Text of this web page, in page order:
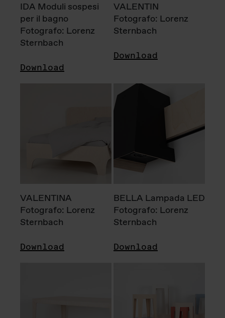
IDA Moduli sospesi
per il bagno
Fotografo: Lorenz
Sternbach
Download
VALENTIN
Fotografo: Lorenz
Sternbach
Download
VALENTINA
Fotografo: Lorenz
Sternbach
Download
BELLA Lampada LED
Fotografo: Lorenz
Sternbach
Download